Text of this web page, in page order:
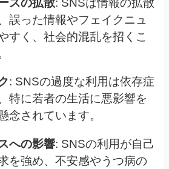
誤った情報やフェイクニュ
すく、社会的混乱を招くこ
: SNSの過度な利用は依存症
特に若者の生活に悪影響を
念されています。
への影響: SNSの利用が自己
を強め、不安感やうつ病の